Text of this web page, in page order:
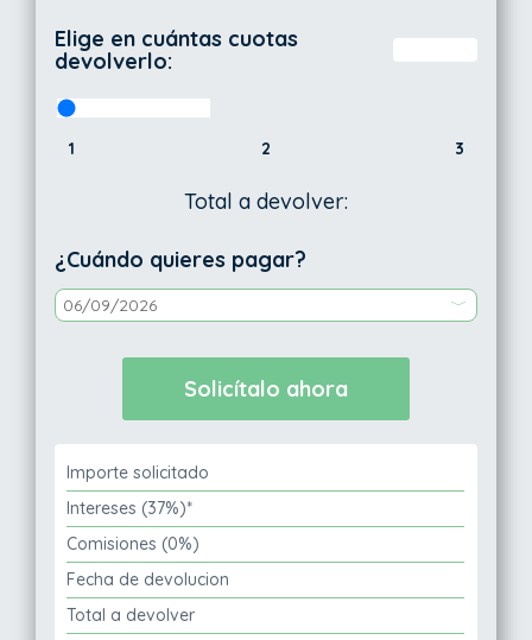
Elige en cuántas cuotas
devolverlo:
1 2 3
Total a devolver:
¿Cuándo quieres pagar?
Importe solicitado
Intereses (37%)*
Comisiones (0%)
Fecha de devolucion
Total a devolver